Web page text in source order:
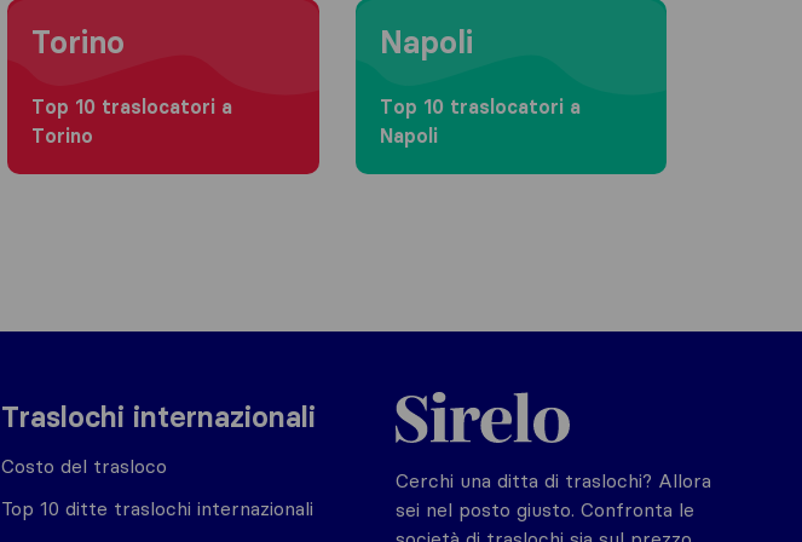
Moving to Torino
Torino
Top 10 traslocatori a
Torino
Moving to Napoli
Napoli
Top 10 traslocatori a
Napoli
Traslochi internazionali
Costo del trasloco
Top 10 ditte traslochi internazionali
Sirelo.it
Cerchi una ditta di traslochi? Allora
sei nel posto giusto. Confronta le